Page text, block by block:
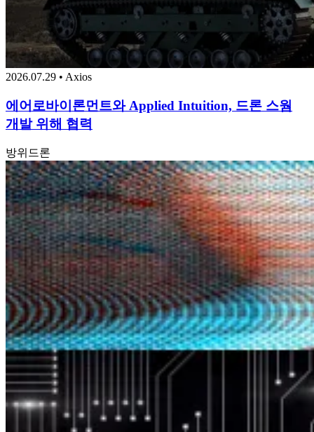
2026.07.29 • Axios
에어로바이론먼트와 Applied Intuition, 드론 스웜
개발 위해 협력
방위 드론